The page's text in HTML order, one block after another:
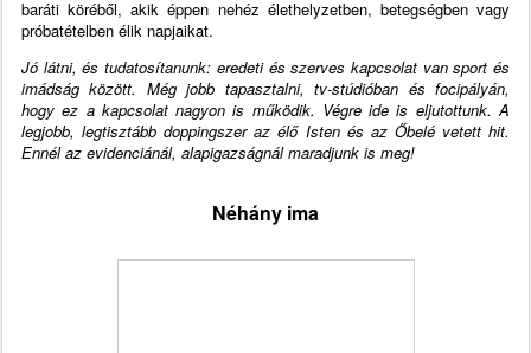
baráti köréből, akik éppen nehéz élethelyzetben, betegségben vagy
próbatételben élik napjaikat.
Jó látni, és tudatosítanunk: eredeti és szerves kapcsolat van sport és
imádság között. Még jobb tapasztalni, tv-stúdióban és focipályán,
hogy ez a kapcsolat nagyon is működik. Végre ide is eljutottunk. A
legjobb, legtisztább doppingszer az élő Isten és az Őbelé vetett hit.
Ennél az evidenciánál, alapigazságnál maradjunk is meg!
Néhány ima